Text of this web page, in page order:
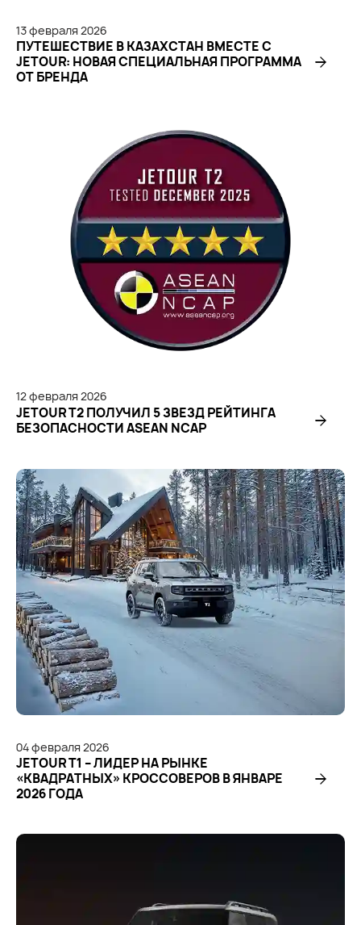
13февраля2026
ПУТЕШЕСТВИЕ В КАЗАХСТАН ВМЕСТЕ С
JETOUR: НОВАЯ СПЕЦИАЛЬНАЯ ПРОГРАММА
ОТ БРЕНДА
12февраля2026
JETOUR T2 ПОЛУЧИЛ 5 ЗВЕЗД РЕЙТИНГА
БЕЗОПАСНОСТИ ASEAN NCAP
04февраля2026
JETOUR T1 – ЛИДЕР НА РЫНКЕ
«КВАДРАТНЫХ» КРОССОВЕРОВ В ЯНВАРЕ
2026 ГОДА